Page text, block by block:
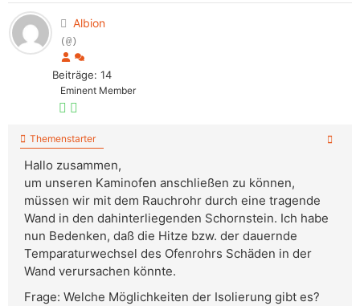
Albion
(@)
Beiträge: 14
Eminent Member
Themenstarter
Hallo zusammen,
um unseren Kaminofen anschließen zu können,
müssen wir mit dem Rauchrohr durch eine tragende
Wand in den dahinterliegenden Schornstein. Ich habe
nun Bedenken, daß die Hitze bzw. der dauernde
Temparaturwechsel des Ofenrohrs Schäden in der
Wand verursachen könnte.
Frage: Welche Möglichkeiten der Isolierung gibt es?